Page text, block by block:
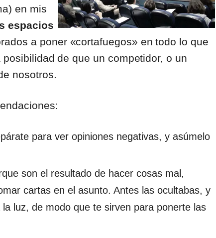
en mis
espacios
a poner «cortafuegos» en todo lo que
de que un competidor, o un
nosotros.
para ver opiniones negativas, y asúmelo
son el resultado de hacer cosas mal,
cartas en el asunto. Antes las ocultabas, y
luz, de modo que te sirven para ponerte las